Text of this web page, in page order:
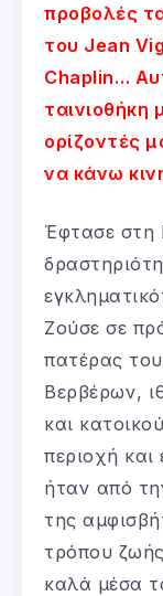
προβολές
του Jean
Chaplin…
ταινιοθήκη
ορίζοντές
να κάνω
Έφτασε στη
Ζούσε σε
πατέρας
Βερβέρων,
και
περιοχή και
ήταν από
της
τρόπου ζωής
καλά μέσα